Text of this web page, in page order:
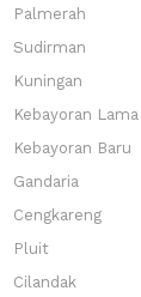
Palmerah
Sudirman
Kuningan
Kebayoran Lama
Kebayoran Baru
Gandaria
Cengkareng
Pluit
Cilandak